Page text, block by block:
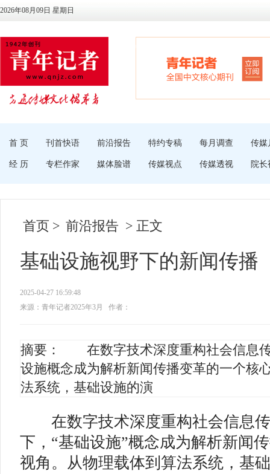
2026年08月09日 星期日
首 页 刊首快语 前沿报告 特约专稿 每月调查 传媒
经 历 专栏作家 媒体脸谱 传媒视点 传媒透视 院长
首页 > 前沿报告 > 正文
基础设施视野下的新闻传播
2025-04-27 16:59:48
来源：青年记者2025年3月
作者：
摘要： 在数字技术深度重构社会信息传
设施概念成为解析新闻传播变革的一个核
法系统，基础设施的演
在数字技术深度重构社会信息传
下，“基础设施”概念成为解析新闻
视角。从物理载体到算法系统，基